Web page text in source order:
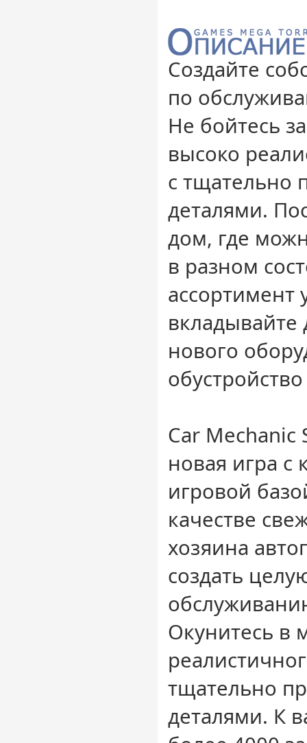
Создайте
по
Не бойтесь
высоко
с тщательно
деталями.
дом, где
в разном
ассортимент
вкладывайте
нового
Car Mechanic
новая игра с
игровой
качестве
хозяина
создать
Окунитесь в
тщательно
деталями. К